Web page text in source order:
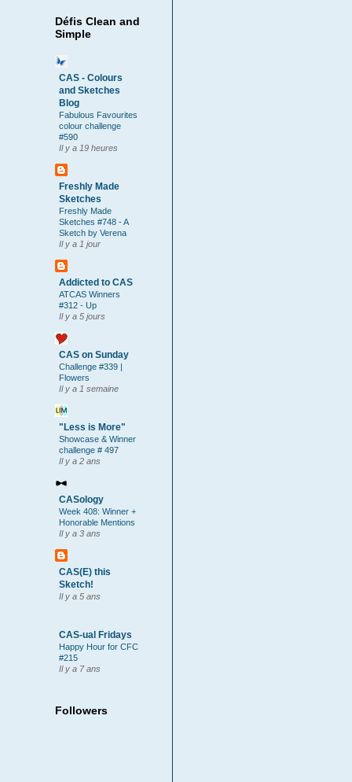
Défis Clean and
Simple
CAS - Colours
and Sketches
Blog
Fabulous Favourites
colour challenge
#590
Il y a 19 heures
Freshly Made
Sketches
Freshly Made
Sketches #748 - A
Sketch by Verena
Il y a 1 jour
Addicted to CAS
ATCAS Winners
#312 - Up
Il y a 5 jours
CAS on Sunday
Challenge #339 |
Flowers
Il y a 1 semaine
"Less is More"
Showcase & Winner
challenge # 497
Il y a 2 ans
CASology
Week 408: Winner +
Honorable Mentions
Il y a 3 ans
CAS(E) this
Sketch!
Il y a 5 ans
CAS-ual Fridays
Happy Hour for CFC
#215
Il y a 7 ans
Followers